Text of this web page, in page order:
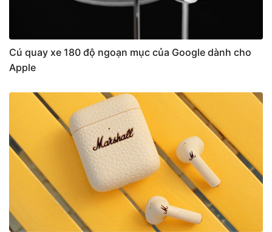
Cú quay xe 180 độ ngoạn mục của Google dành cho
Apple